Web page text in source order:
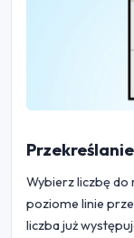
Przekreślanie
Wybierz liczbę do
poziome linie
liczba już